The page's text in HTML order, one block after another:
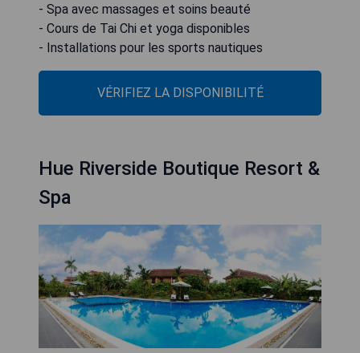
- Spa avec massages et soins beauté
- Cours de Tai Chi et yoga disponibles
- Installations pour les sports nautiques
VÉRIFIEZ LA DISPONIBILITÉ
Hue Riverside Boutique Resort &
Spa